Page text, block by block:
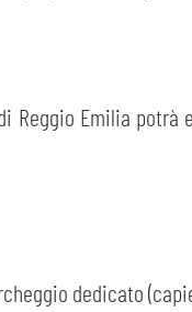
Reggio Emilia potrà
dedicato